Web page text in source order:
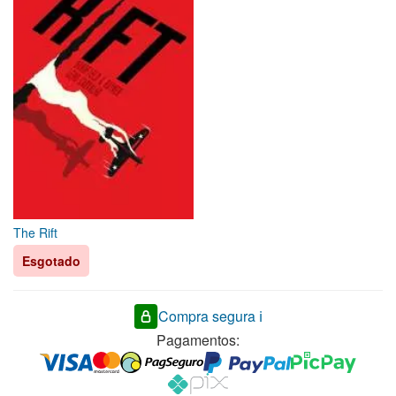
The Rift
Esgotado
Compra segura ℹ️
Pagamentos: